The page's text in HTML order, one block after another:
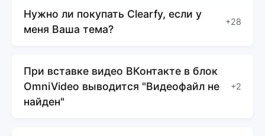
Нужно ли покупать Clearfy, если у
меня Ваша тема?
+28
При вставке видео ВКонтакте в блок
OmniVideo выводится "Видеофайл не
найден"
+2